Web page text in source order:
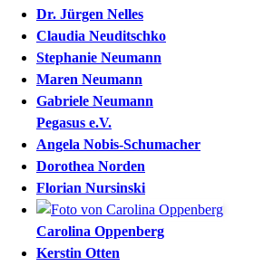
Dr. Jürgen Nelles
Claudia Neuditschko
Stephanie Neumann
Maren Neumann
Gabriele Neumann
Pegasus e.V.
Angela Nobis-Schumacher
Dorothea Norden
Florian Nursinski
Carolina Oppenberg
Kerstin Otten